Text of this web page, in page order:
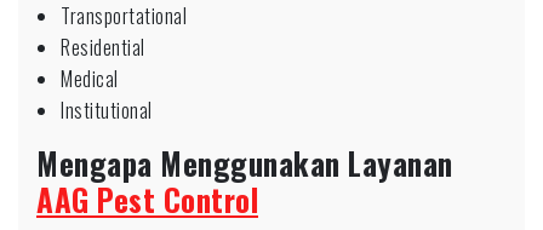
Transportational
Residential
Medical
Institutional
Mengapa Menggunakan Layanan
AAG Pest Control